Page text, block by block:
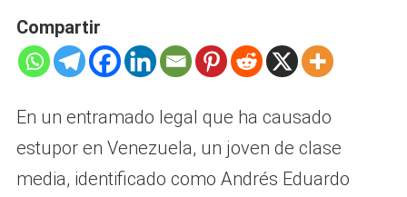
Compartir
En un entramado legal que ha causado
estupor en Venezuela, un joven de clase
media, identificado como Andrés Eduardo